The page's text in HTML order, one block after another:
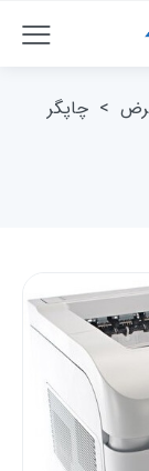
> چاپگر